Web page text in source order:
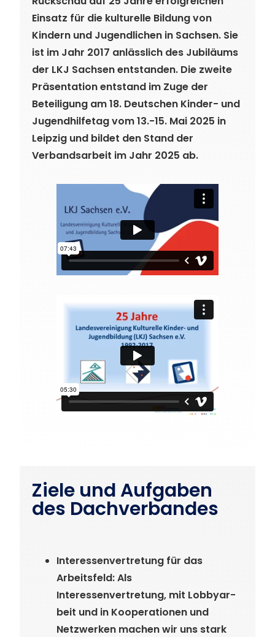
Einsatz für die kulturelle Bildung von
Kindern und Jugendlichen in Sachsen. Sie
ist im Jahr 2017 anlässlich des Jubiläums
der LKJ Sachsen entstanden. Die zweite
Präsentation entstand im Zuge der
Beteiligung am 18. Deutschen Kinder- und
Jugendhilfetag vom 13.-15. Mai 2025 in
Leipzig und bildet den Stand der
Verbandsarbeit im Jahr 2025 ab.
Ziele und Aufgaben
des Dachverbandes
Interessenvertretung für das
Arbeitsfeld: Als
Interessenvertretung, mit Lobbyar-
beit und in Kooperationen und
Netzwerken machen wir uns stark